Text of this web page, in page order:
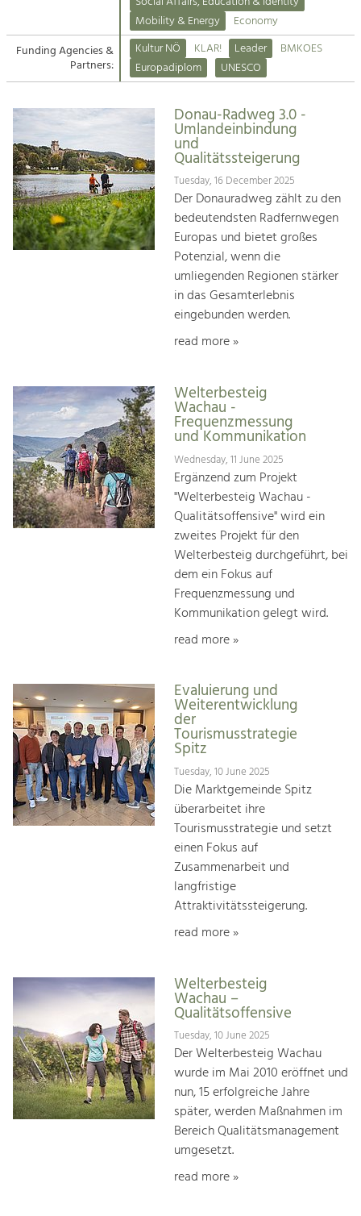
Suche
Impressum
Kontakt
Tourism
Offer Development and Positioning
Art & Culture
Crafts, Science and Research.
Social Affairs, Education
& Identity
Equality, Youth and Integration.
Climate Change, Public Transport and
Mobility & Energy
Economy
Funding Agencies &
Partners:
Kultur NÖ KLAR! Leader
BMKOES
Europadiplom
UNESCO
Donau-Radweg 3.0 -
Umlandeinbindung
und
Qualitätssteigerung
Tuesday, 16 December 2025
Der Donauradweg zählt zu den
bedeutendsten Radfernwegen
Europas und bietet großes
Potenzial, wenn die
umliegenden Regionen stärker
in das Gesamterlebnis
eingebunden werden.
read more »
Welterbesteig
Wachau -
Frequenzmessung
und Kommunikation
Wednesday, 11 June 2025
Ergänzend zum Projekt
"Welterbesteig Wachau -
Qualitätsoffensive" wird ein
zweites Projekt für den
Welterbesteig durchgeführt, bei
dem ein Fokus auf
Frequenzmessung und
Kommunikation gelegt wird.
read more »
Evaluierung und
Weiterentwicklung
der
Tourismusstrategie
Spitz
Tuesday, 10 June 2025
Die Marktgemeinde Spitz
überarbeitet ihre
Tourismusstrategie und setzt
einen Fokus auf
Zusammenarbeit und
langfristige
Attraktivitätssteigerung.
read more »
Welterbesteig
Wachau –
Qualitätsoffensive
Tuesday, 10 June 2025
Der Welterbesteig Wachau
wurde im Mai 2010 eröffnet und
nun, 15 erfolgreiche Jahre
später, werden Maßnahmen im
Bereich Qualitätsmanagement
umgesetzt.
read more »